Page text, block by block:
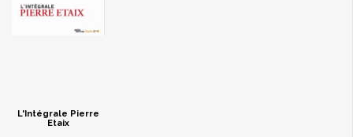
L'Intégrale Pierre
Etaix